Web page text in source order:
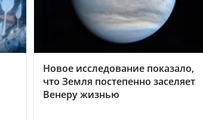
Новое исследование показало,
что Земля постепенно заселяет
Венеру жизнью